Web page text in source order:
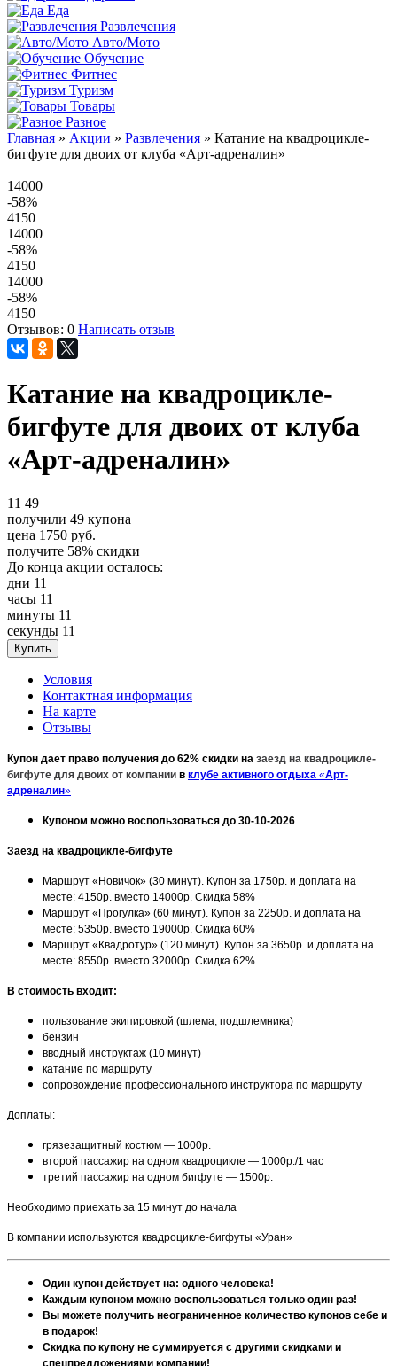
Еда
Развлечения
Авто/Мото
Обучение
Фитнес
Туризм
Товары
Разное
Главная » Акции » Развлечения » Катание на квадроцикле-
бигфуте для двоих от клуба «Арт-адреналин»
14000
-58%
4150
14000
-58%
4150
14000
-58%
4150
Отзывов: 0 Написать отзыв
Катание на квадроцикле-
бигфуте для двоих от клуба
«Арт-адреналин»
11 49
получили 49 купона
цена 1750 руб.
получите 58% скидки
До конца акции осталось:
дни 11
часы 11
минуты 11
секунды 11
Условия
Контактная информация
На карте
Отзывы
Купон дает право получения до 62% скидки на заезд на квадроцикле-
бигфуте для двоих от компании в клубе активного отдыха «Арт-
адреналин»
Купоном можно воспользоваться до 30-10-2026
Заезд на квадроцикле-бигфуте
Маршрут «Новичок» (30 минут). Купон за 1750р. и доплата на
месте: 4150р. вместо 14000р. Скидка 58%
Маршрут «Прогулка» (60 минут). Купон за 2250р. и доплата на
месте: 5350р. вместо 19000р. Скидка 60%
Маршрут «Квадротур» (120 минут). Купон за 3650р. и доплата на
месте: 8550р. вместо 32000р. Скидка 62%
В стоимость входит:
пользование экипировкой (шлема, подшлемника)
бензин
вводный инструктаж (10 минут)
катание по маршруту
сопровождение профессионального инструктора по маршруту
Доплаты:
грязезащитный костюм — 1000р.
второй пассажир на одном квадроцикле — 1000р./1 час
третий пассажир на одном бигфуте — 1500р.
Необходимо приехать за 15 минут до начала
В компании используются квадроцикле-бигфуты «Уран»
Один купон действует на: одного человека!
Каждым купоном можно воспользоваться только один раз!
Вы можете получить неограниченное количество купонов себе и
в подарок!
Скидка по купону не суммируется с другими скидками и
спецпредложениями компании!